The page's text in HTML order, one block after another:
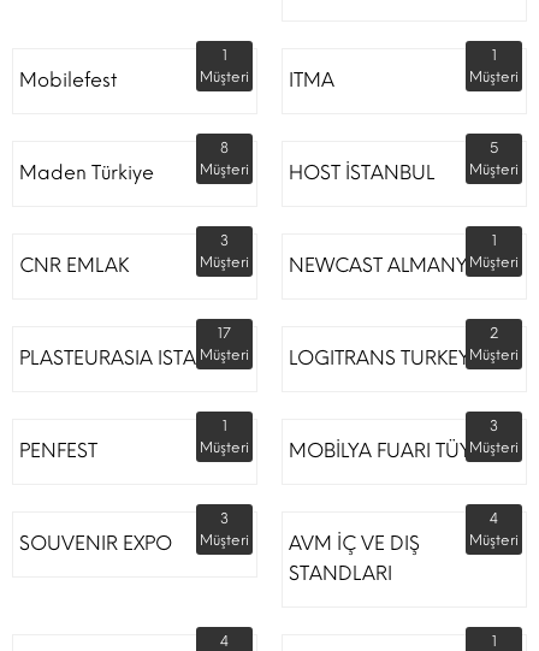
Mobilefest
1
Müşteri
ITMA
1
Müşteri
Maden Türkiye
8
Müşteri
HOST İSTANBUL
5
Müşteri
CNR EMLAK
3
Müşteri
NEWCAST ALMANYA
1
Müşteri
PLASTEURASIA ISTANBUL
17
Müşteri
LOGITRANS TURKEY
2
Müşteri
PENFEST
1
Müşteri
MOBİLYA FUARI TÜYAP
3
Müşteri
SOUVENIR EXPO
3
Müşteri
AVM İÇ VE DIŞ
STANDLARI
4
Müşteri
4
1